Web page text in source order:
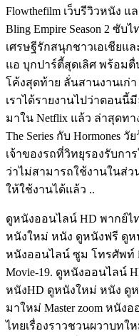
Flowthefilm เว็บรีวิวหนัง
Bling Empire Season 2 ซั
เศรษฐีรักสนุกชาวเอเชียแ
แอ บุกปาร์ตี้สุดเลิศ พร้อมตื่
โค้งสุดท้าย ลั่นสานงานเก่
เราได้รายงานไปว่าตอนนี้มี
มาใน Netflix แล้ว ล่าสุดทา
The Series กับ Hormones
เจ้าของรถที่วิทยุรองรับกา
ว่าไม่สามารถใช้งานในส่
ให้ใช้งานได้แล้ว ..
ดูหนังออนไลน์ HD พากย์ไ
หนังใหม่ หนัง ดูหนังฟรี ดูห
หนังออนไลน์ ซูม โทรศัพท์
Movie-19. ดูหนังออนไลน์
หนังHD ดูหนังใหม่ หนัง ดู
มาใหม่ Master zoom หนังอ
ไทยเรื่องราวชวนผวาบทใ